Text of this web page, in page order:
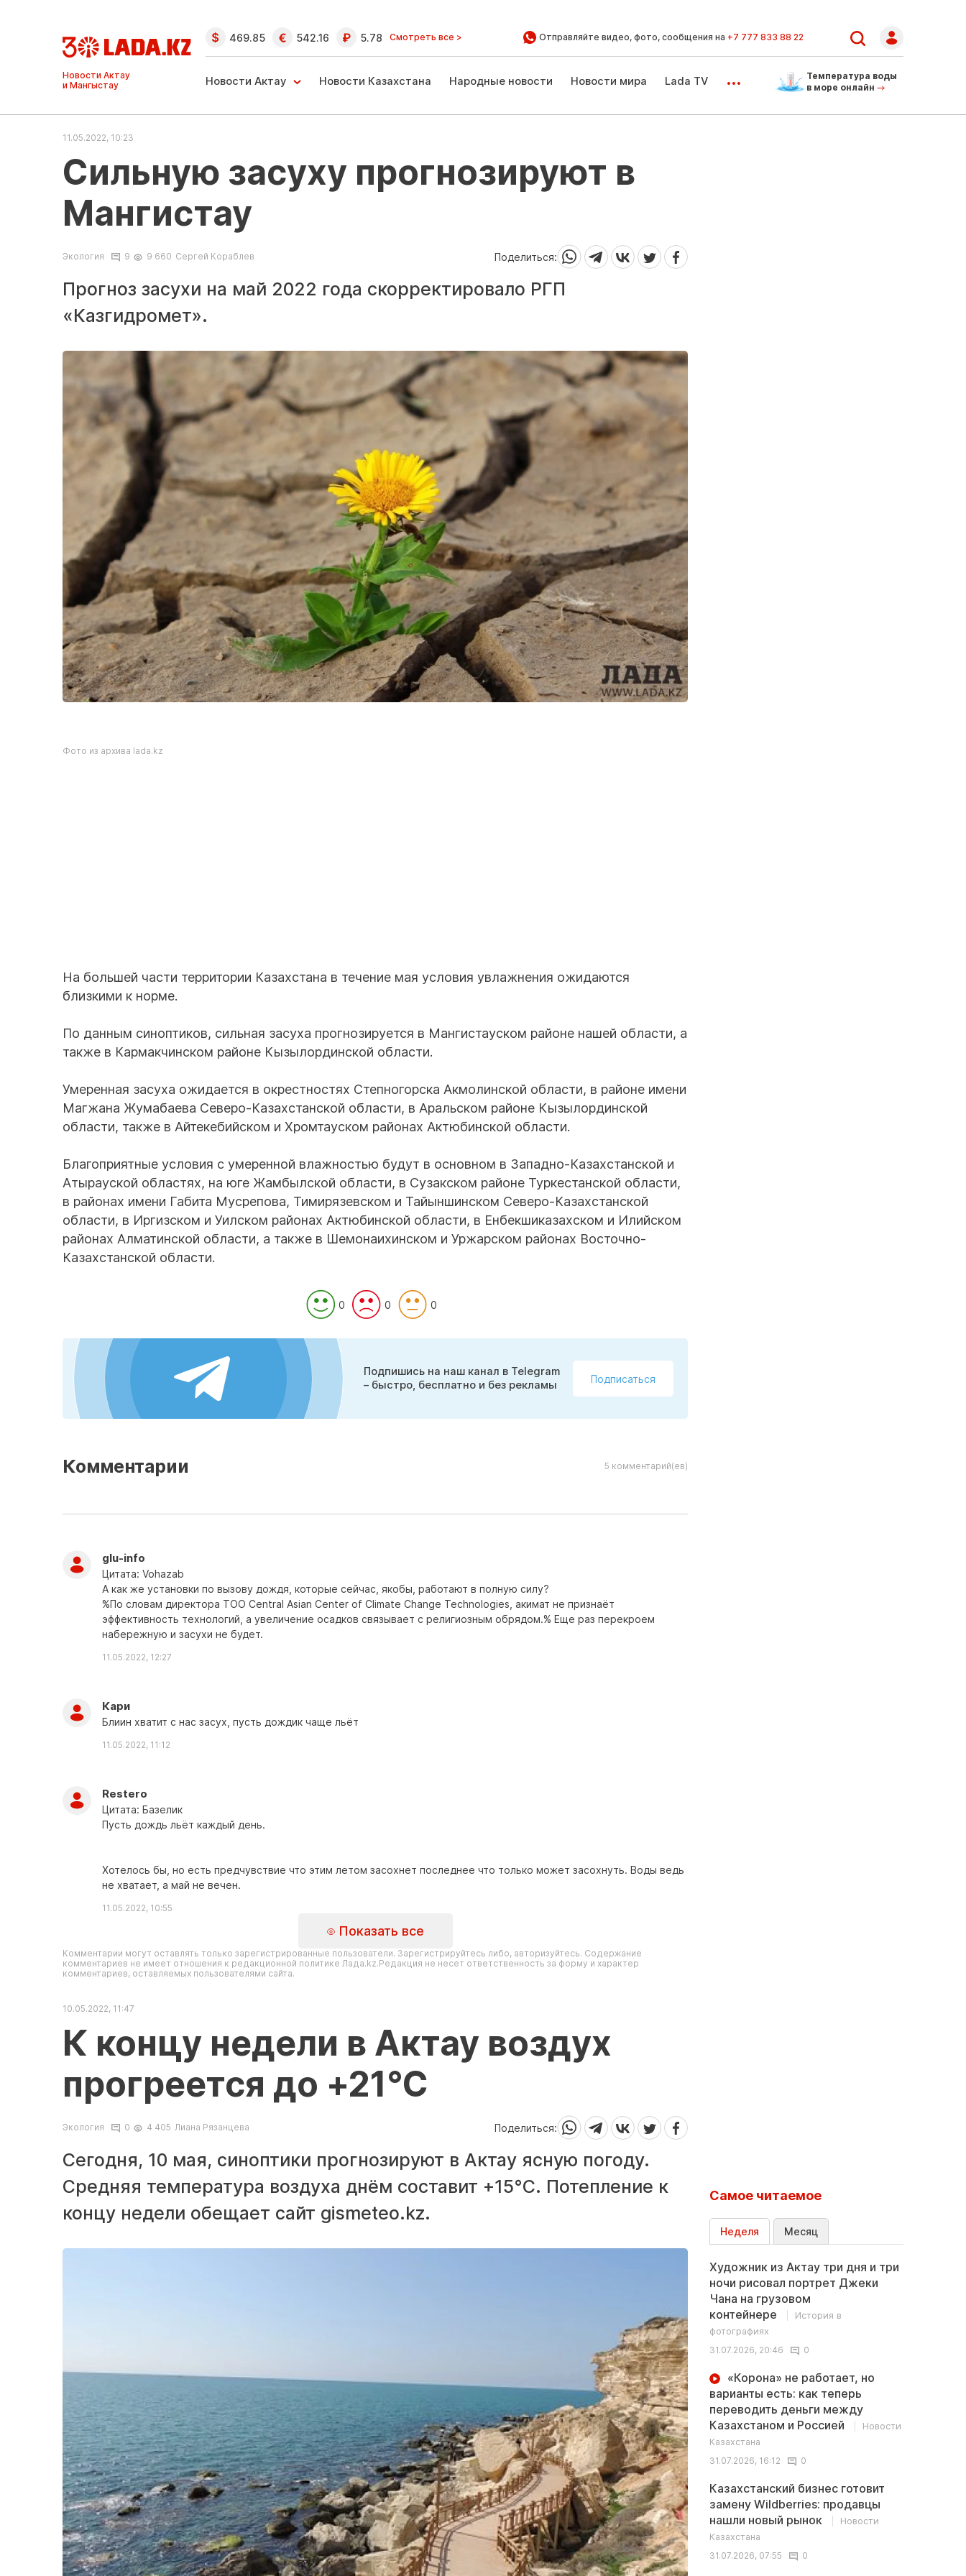
Ақтау және
Манғыстау
жаңалықтары
469.85 542.16 5.78 Смотреть все > Отправляйте видео, фото, сообщения на +7 777 833 88 22
Новости Актау Новости Казахстана Народные новости Новости мира Lada TV ...
Температура воды
в море онлайн
11.05.2022, 10:23
Сильную засуху прогнозируют в
Мангистау
Экология 9 9 660 Сергей Кораблев Поделиться:
Прогноз засухи на май 2022 года скорректировало РГП
«Казгидромет».
Фото из архива lada.kz
На большей части территории Казахстана в течение мая условия увлажнения ожидаются
близкими к норме.
По данным синоптиков, сильная засуха прогнозируется в Мангистауском районе нашей области, а
также в Кармакчинском районе Кызылординской области.
Умеренная засуха ожидается в окрестностях Степногорска Акмолинской области, в районе имени
Магжана Жумабаева Северо-Казахстанской области, в Аральском районе Кызылординской
области, также в Айтекебийском и Хромтауском районах Актюбинской области.
Благоприятные условия с умеренной влажностью будут в основном в Западно-Казахстанской и
Атырауской областях, на юге Жамбылской области, в Сузакском районе Туркестанской области,
в районах имени Габита Мусрепова, Тимирязевском и Тайыншинском Северо-Казахстанской
области, в Иргизском и Уилском районах Актюбинской области, в Енбекшиказахском и Илийском
районах Алматинской области, а также в Шемонаихинском и Уржарском районах Восточно-
Казахстанской области.
0 0 0
Подпишись на наш канал в Telegram
– быстро, бесплатно и без рекламы
Подписаться
Комментарии 5 комментарий(ев)
glu-info
Цитата: Vohazab
А как же установки по вызову дождя, которые сейчас, якобы, работают в полную силу?
%По словам директора ТОО Central Asian Center of Climate Change Technologies, акимат не признаёт
эффективность технологий, а увеличение осадков связывает с религиозным обрядом.% Еще раз перекроем
набережную и засухи не будет.
11.05.2022, 12:27
Кари
Блиин хватит с нас засух, пусть дождик чаще льёт
11.05.2022, 11:12
Restero
Цитата: Базелик
Пусть дождь льёт каждый день.
Хотелось бы, но есть предчувствие что этим летом засохнет последнее что только может засохнуть. Воды ведь
не хватает, а май не вечен.
11.05.2022, 10:55
Показать все
Комментарии могут оставлять только зарегистрированные пользователи. Зарегистрируйтесь либо, авторизуйтесь. Содержание
комментариев не имеет отношения к редакционной политике Лада.kz.Редакция не несет ответственность за форму и характер
комментариев, оставляемых пользователями сайта.
10.05.2022, 11:47
К концу недели в Актау воздух
прогреется до +21°С
Экология 0 4 405 Лиана Рязанцева Поделиться:
Сегодня, 10 мая, синоптики прогнозируют в Актау ясную погоду.
Средняя температура воздуха днём составит +15°С. Потепление к
концу недели обещает сайт gismeteo.kz.
Самое читаемое
Неделя Месяц
Художник из Актау три дня и три
ночи рисовал портрет Джеки
Чана на грузовом
контейнере
История в
фотографиях
31.07.2026, 20:46
0
«Корона» не работает, но
варианты есть: как теперь
переводить деньги между
Казахстаном и Россией
Новости
Казахстана
31.07.2026, 16:12
0
Казахстанский бизнес готовит
замену Wildberries: продавцы
нашли новый рынок
Новости
Казахстана
31.07.2026, 07:55
0